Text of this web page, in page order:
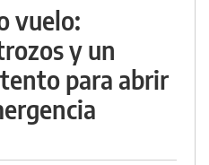
vuelo:
y un
para abrir